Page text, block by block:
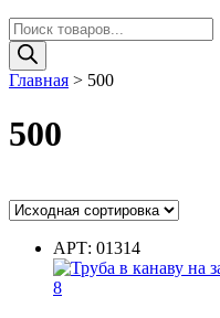
Поиск
товаров
Главная > 500
500
Ценовой фильтр
Цвет АРТ: 01314